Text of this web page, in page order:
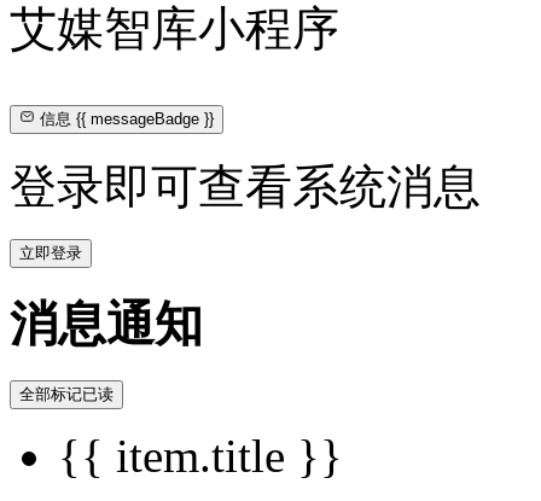
艾媒智库小程序
信息{{ messageBadge }}
登录即可查看系统消息
立即登录
消息通知
全部标记已读
{{ item.title }}